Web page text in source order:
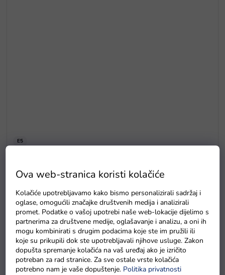
Ova web-stranica koristi kolačiće
Kolačiće upotrebljavamo kako bismo personalizirali sadržaj i
oglase, omogućili značajke društvenih medija i analizirali
promet. Podatke o vašoj upotrebi naše web-lokacije dijelimo s
partnerima za društvene medije, oglašavanje i analizu, a oni ih
mogu kombinirati s drugim podacima koje ste im pružili ili
koje su prikupili dok ste upotrebljavali njihove usluge. Zakon
dopušta spremanje kolačića na vaš uređaj ako je izričito
potreban za rad stranice. Za sve ostale vrste kolačića
potrebno nam je vaše dopuštenje. Politika privatnosti
E5
Na zalihama